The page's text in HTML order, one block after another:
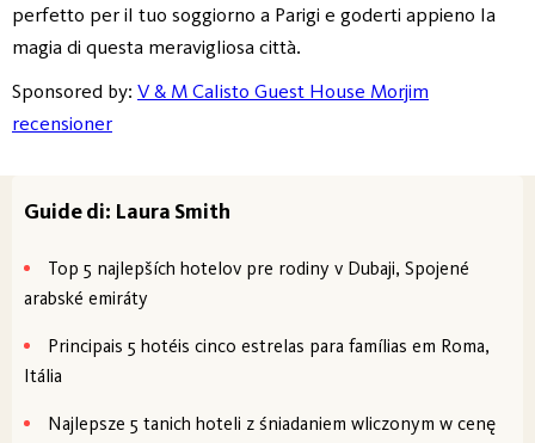
perfetto per il tuo soggiorno a Parigi e goderti appieno la
magia di questa meravigliosa città.
Sponsored by: V & M Calisto Guest House Morjim
recensioner
Guide di: Laura Smith
Top 5 najlepších hotelov pre rodiny v Dubaji, Spojené
arabské emiráty
Principais 5 hotéis cinco estrelas para famílias em Roma,
Itália
Najlepsze 5 tanich hoteli z śniadaniem wliczonym w cenę